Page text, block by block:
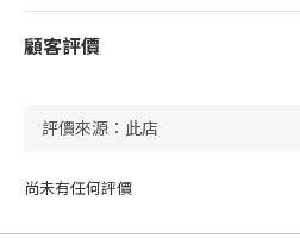
顧客評價
尚未有任何評價